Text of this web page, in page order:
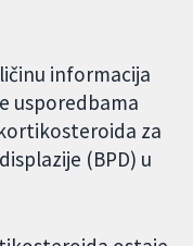
informacija
usporedbama
za
(BPD) u